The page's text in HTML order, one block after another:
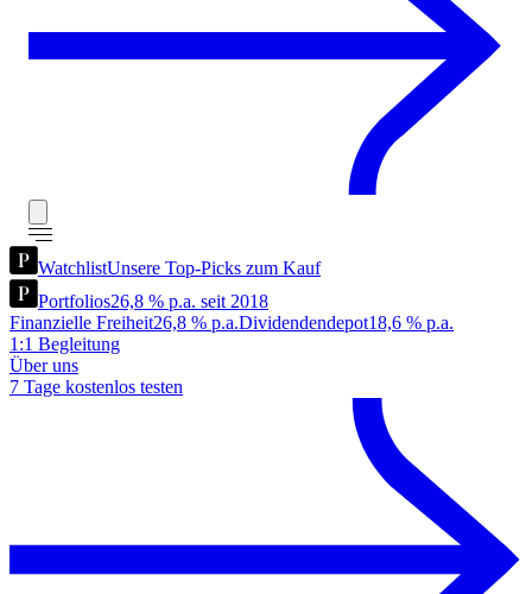
WatchlistUnsere Top-Picks zum Kauf
Portfolios26,8 % p.a. seit 2018
Finanzielle Freiheit26,8 % p.a.Dividendendepot18,6 % p.a.
1:1 Begleitung
Über uns
7 Tage kostenlos testen